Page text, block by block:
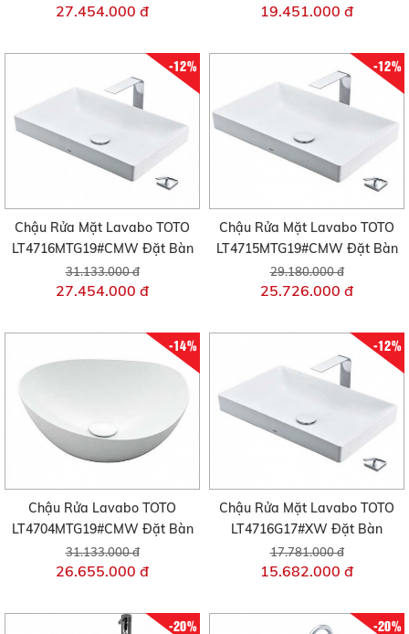
27.454.000 đ 19.451.000 đ
-12%
Chậu Rửa Mặt Lavabo TOTO
LT4716MTG19#CMW Đặt Bàn
31.133.000 đ
27.454.000 đ
-12%
Chậu Rửa Mặt Lavabo TOTO
LT4715MTG19#CMW Đặt Bàn
29.180.000 đ
25.726.000 đ
-14%
Chậu Rửa Lavabo TOTO
LT4704MTG19#CMW Đặt Bàn
31.133.000 đ
26.655.000 đ
-12%
Chậu Rửa Mặt Lavabo TOTO
LT4716G17#XW Đặt Bàn
17.781.000 đ
15.682.000 đ
-20% -20%